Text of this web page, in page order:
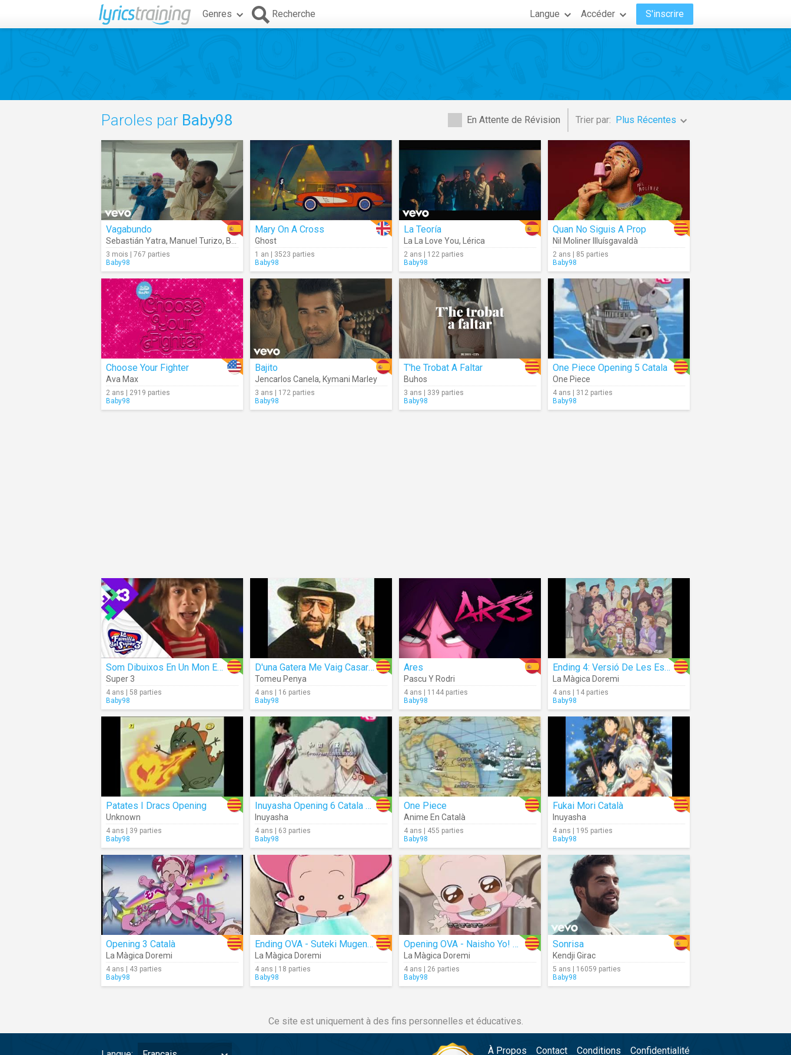
Genres Recherche Langue Accéder S'inscrire
En Attente de Révision Trier par: Plus Récentes
Paroles par Baby98
Vagabundo
Sebastián Yatra, Manuel Turizo, Beéle
3 mois | 767 parties
Baby98
Mary On A Cross
Ghost
1 an | 3523 parties
Baby98
La Teoría
La La Love You, Lérica
2 ans | 122 parties
Baby98
Quan No Siguis A Prop
Nil Moliner Illuísgavaldà
2 ans | 85 parties
Baby98
Choose Your Fighter
Ava Max
2 ans | 2919 parties
Baby98
Bajito
Jencarlos Canela, Kymani Marley
3 ans | 172 parties
Baby98
T'he Trobat A Faltar
Buhos
3 ans | 339 parties
Baby98
One Piece Opening 5 Catala
One Piece
4 ans | 312 parties
Baby98
Som Dibuixos En Un Mon Estrany
Super 3
4 ans | 58 parties
Baby98
D'una Gatera Me Vaig Casar (Mallorqui)
Tomeu Penya
4 ans | 16 parties
Baby98
Ares
Pascu Y Rodri
4 ans | 1144 parties
Baby98
Ending 4: Versió De Les Espantabruixes
La Màgica Doremi
4 ans | 14 parties
Baby98
Patates I Dracs Opening
Unknown
4 ans | 39 parties
Baby98
Inuyasha Opening 6 Catala Angelus
Inuyasha
4 ans | 63 parties
Baby98
One Piece
Anime En Català
4 ans | 455 parties
Baby98
Fukai Mori Català
Inuyasha
4 ans | 195 parties
Baby98
Opening 3 Català
La Màgica Doremi
4 ans | 43 parties
Baby98
Ending OVA - Suteki Mugendai | Català
La Màgica Doremi
4 ans | 18 parties
Baby98
Opening OVA - Naisho Yo! Oja Majo
La Màgica Doremi
4 ans | 26 parties
Baby98
Sonrisa
Kendji Girac
5 ans | 16059 parties
Baby98
Ce site est uniquement à des fins personnelles et éducatives.
À Propos Contact Conditions Confidentialité